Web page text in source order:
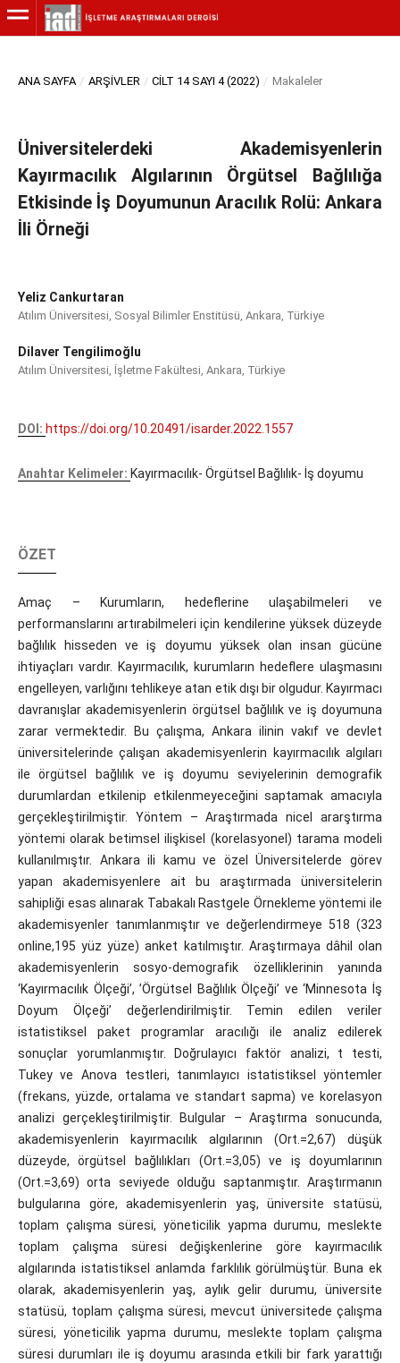
ANA SAYFA / ARŞIVLER / CILT 14 SAYI 4 (2022) / Makaleler
Üniversitelerdeki Akademisyenlerin
Kayırmacılık Algılarının Örgütsel Bağlılığa
Etkisinde İş Doyumunun Aracılık Rolü: Ankara
İli Örneği
Yeliz Cankurtaran
Atılım Üniversitesi, Sosyal Bilimler Enstitüsü, Ankara, Türkiye
Dilaver Tengilimoğlu
Atılım Üniversitesi, İşletme Fakültesi, Ankara, Türkiye
DOI: https://doi.org/10.20491/isarder.2022.1557
Anahtar Kelimeler: Kayırmacılık- Örgütsel Bağlılık- İş doyumu
ÖZET
Amaç – Kurumların, hedeflerine ulaşabilmeleri ve
performanslarını artırabilmeleri için kendilerine yüksek düzeyde
bağlılık hisseden ve iş doyumu yüksek olan insan gücüne
ihtiyaçları vardır. Kayırmacılık, kurumların hedeflere ulaşmasını
engelleyen, varlığını tehlikeye atan etik dışı bir olgudur. Kayırmacı
davranışlar akademisyenlerin örgütsel bağlılık ve iş doyumuna
zarar vermektedir. Bu çalışma, Ankara ilinin vakıf ve devlet
üniversitelerinde çalışan akademisyenlerin kayırmacılık algıları
ile örgütsel bağlılık ve iş doyumu seviyelerinin demografik
durumlardan etkilenip etkilenmeyeceğini saptamak amacıyla
gerçekleştirilmiştir. Yöntem – Araştırmada nicel ararştırma
yöntemi olarak betimsel ilişkisel (korelasyonel) tarama modeli
kullanılmıştır. Ankara ili kamu ve özel Üniversitelerde görev
yapan akademisyenlere ait bu araştırmada üniversitelerin
sahipliği esas alınarak Tabakalı Rastgele Örnekleme yöntemi ile
akademisyenler tanımlanmıştır ve değerlendirmeye 518 (323
online,195 yüz yüze) anket katılmıştır. Araştırmaya dâhil olan
akademisyenlerin sosyo-demografik özelliklerinin yanında
‘Kayırmacılık Ölçeği’, ’Örgütsel Bağlılık Ölçeği’ ve ‘Minnesota İş
Doyum Ölçeği’ değerlendirilmiştir. Temin edilen veriler
istatistiksel paket programlar aracılığı ile analiz edilerek
sonuçlar yorumlanmıştır. Doğrulayıcı faktör analizi, t testi,
Tukey ve Anova testleri, tanımlayıcı istatistiksel yöntemler
(frekans, yüzde, ortalama ve standart sapma) ve korelasyon
analizi gerçekleştirilmiştir. Bulgular – Araştırma sonucunda,
akademisyenlerin kayırmacılık algılarının (Ort.=2,67) düşük
düzeyde, örgütsel bağlılıkları (Ort.=3,05) ve iş doyumlarının
(Ort.=3,69) orta seviyede olduğu saptanmıştır. Araştırmanın
bulgularına göre, akademisyenlerin yaş, üniversite statüsü,
toplam çalışma süresi, yöneticilik yapma durumu, meslekte
toplam çalışma süresi değişkenlerine göre kayırmacılık
algılarında istatistiksel anlamda farklılık görülmüştür. Buna ek
olarak, akademisyenlerin yaş, aylık gelir durumu, üniversite
statüsü, toplam çalışma süresi, mevcut üniversitede çalışma
süresi, yöneticilik yapma durumu, meslekte toplam çalışma
süresi durumları ile iş doyumu arasında etkili bir fark yarattığı